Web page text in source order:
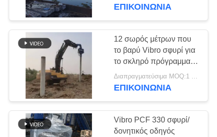
ΕΡΓΟΣΤΑΣΊΩΝ
ΠΟΙΟΤΙΚΌΣ
ΈΛΕΓΧΟΣ
ΜΑΣ
ΕΛΆΤΕ
ΣΕ
ΕΠΑΦΉ
οδήγησης
Ηλεκτρικό σφυρί
δονητή
14
σιδηρουργικά σωλήνα
ΕΠΙΚΟΙΝΩΝΙΑ
12 σωρός μέτρων που
το βαρύ Vibro σφυρί για
το σκληρό πρόγραμμα
γήινων/εδαφολογικών
περιοχών
Διαπραγματεύσιμα MOQ:1 ΣΥΝΟΛΟ
ΕΠΙΚΟΙΝΩΝΙΑ
Vibro PCF 330 σφυρί/
δονητικός οδηγός